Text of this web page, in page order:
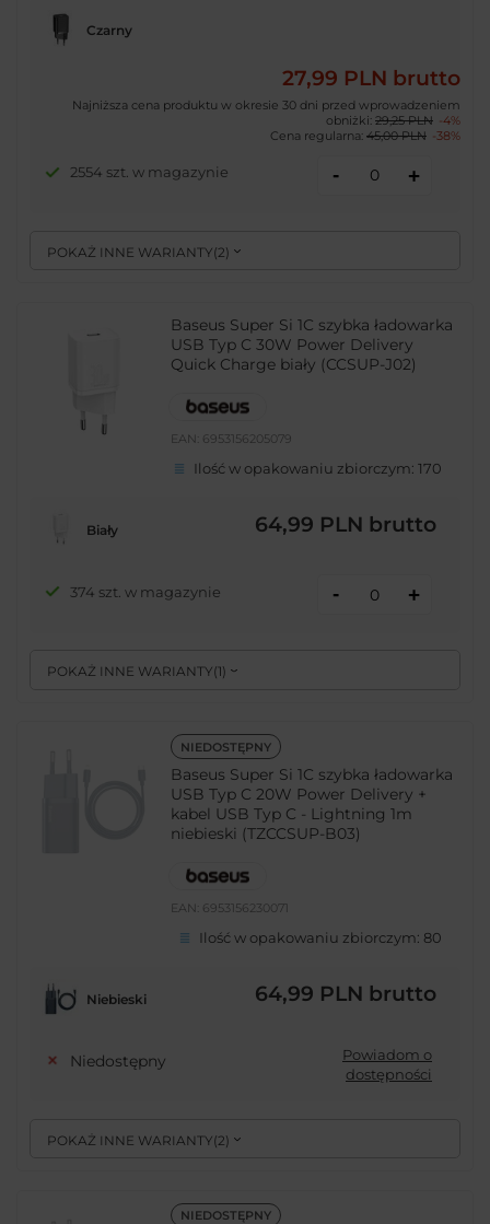
POKAŻ INNE WARIANTY(2)
Czarny
27,99 PLN brutto
Najniższa cena produktu w okresie 30 dni przed wprowadzeniem
obniżki: 29,25 PLN -4%
Cena regularna: 45,00 PLN -38%
2554 szt. w magazynie - +
Baseus Super Si 1C szybka ładowarka
USB Typ C 30W Power Delivery
Quick Charge biały (CCSUP-J02)
EAN: 6953156205079
Ilość w opakowaniu zbiorczym:170
POKAŻ INNE WARIANTY( 1)
Biały 64,99 PLN brutto
374 szt. w magazynie - +
NIEDOSTĘPNY
Baseus Super Si 1C szybka ładowarka
USB Typ C 20W Power Delivery +
kabel USB Typ C - Lightning 1m
niebieski (TZCCSUP-B03)
EAN: 6953156230071
Ilość w opakowaniu zbiorczym: 80
POKAŻ INNE WARIANTY(2)
Niebieski 64,99 PLN brutto
Niedostępny
Powiadom o
dostępności
NIEDOSTĘPNY